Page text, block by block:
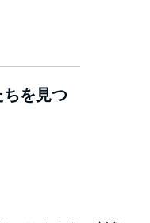
ンのリビング、ダイ
す。薄型 HD テレ
食器洗い機、朝の
エンターテイメント
しい景色を堪能して
ュー グリルがあり
ます。ベッドルーム
ちを見つ